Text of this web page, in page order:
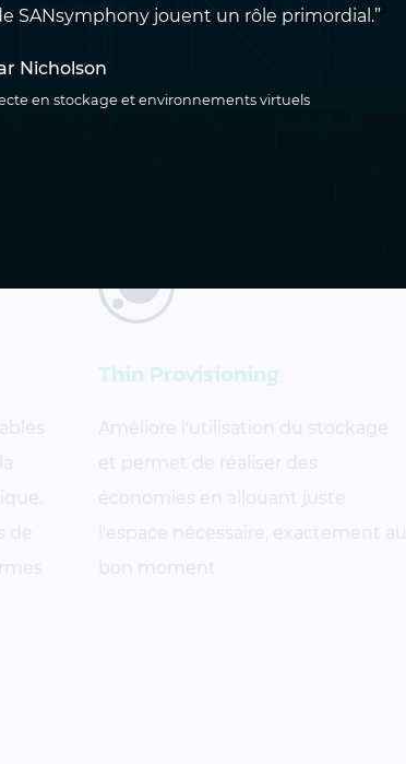
Thin Provisioning
Améliore l'utilisation du stockage
et permet de réaliser des
économies en allouant juste
l'espace nécessaire, exactement au
bon moment
SANsymphony jouent un rôle primordial.”
Nicholson
en stockage et environnements virtuels